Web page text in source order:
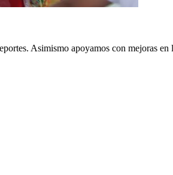
Asimismo apoyamos con mejoras